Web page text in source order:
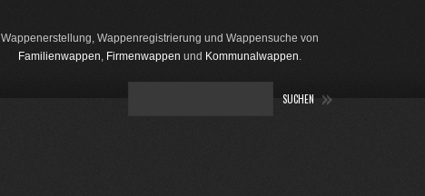
Wappenerstellung, Wappenregistrierung und Wappensuche von
Familienwappen, Firmenwappen und Kommunalwappen.